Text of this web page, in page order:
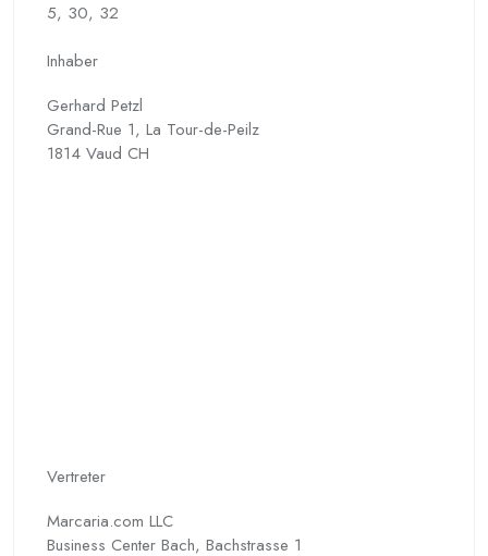
5, 30, 32
Inhaber
Gerhard Petzl
Grand-Rue 1, La Tour-de-Peilz
1814 Vaud CH
Vertreter
Marcaria.com LLC
Business Center Bach, Bachstrasse 1